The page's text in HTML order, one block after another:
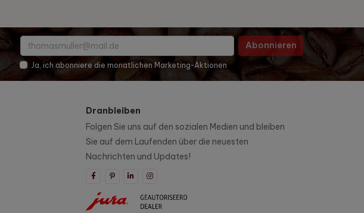
Abonnieren
Ja, ich abonniere die monatlichen Marketing-Aktionen
Dranbleiben
Folgen Sie uns auf den sozialen Medien und bleiben
Sie auf dem Laufenden über die neuesten
Nachrichten und Updates!